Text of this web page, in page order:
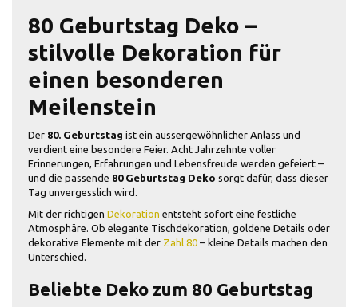
80 Geburtstag Deko –
stilvolle Dekoration für
einen besonderen
Meilenstein
Der 80. Geburtstag ist ein aussergewöhnlicher Anlass und
verdient eine besondere Feier. Acht Jahrzehnte voller
Erinnerungen, Erfahrungen und Lebensfreude werden gefeiert –
und die passende 80 Geburtstag Deko sorgt dafür, dass dieser
Tag unvergesslich wird.
Mit der richtigen Dekoration entsteht sofort eine festliche
Atmosphäre. Ob elegante Tischdekoration, goldene Details oder
dekorative Elemente mit der Zahl 80 – kleine Details machen den
Unterschied.
Beliebte Deko zum 80 Geburtstag